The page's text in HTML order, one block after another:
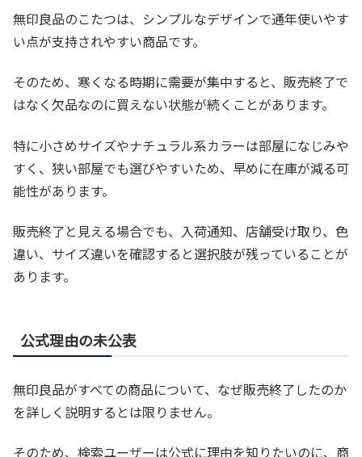
無印良品のこたつは、シンプルなデザインで通年使いやす
い点が支持されやすい商品です。
そのため、寒くなる時期に需要が集中すると、販売終了で
はなく欠品なのに買えない状態が続くことがあります。
特に小さめサイズやナチュラル系カラーは部屋になじみや
すく、狭い部屋でも選びやすいため、早めに在庫が減る可
能性があります。
販売終了と見える場合でも、入荷通知、店舗受け取り、色
違い、サイズ違いを確認すると選択肢が残っていることが
あります。
公式理由の未公表
無印良品がすべての商品について、なぜ販売終了したのか
を詳しく説明するとは限りません。
そのため、検索ユーザーは公式に理由を知りたいのに、商